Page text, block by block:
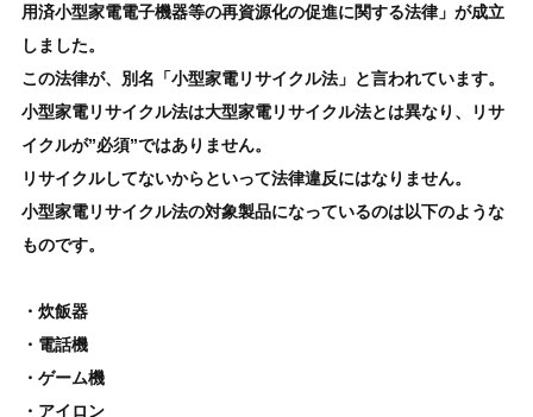
用済小型家電電子機器等の再資源化の促進に関する法律」が成立
しました。
この法律が、別名「小型家電リサイクル法」と言われています。
小型家電リサイクル法は大型家電リサイクル法とは異なり、リサ
イクルが”必須”ではありません。
リサイクルしてないからといって法律違反にはなりません。
小型家電リサイクル法の対象製品になっているのは以下のような
ものです。
・炊飯器
・電話機
・ゲーム機
・アイロン